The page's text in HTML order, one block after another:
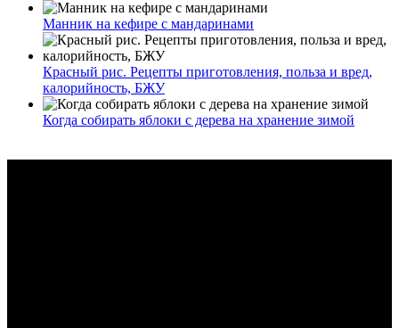
Манник на кефире с мандаринами
Красный рис. Рецепты приготовления, польза и вред,
калорийность, БЖУ
Когда собирать яблоки с дерева на хранение зимой